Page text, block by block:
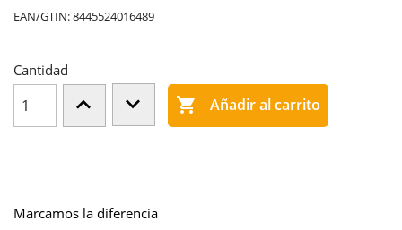
EAN/GTIN:8445524016489
Cantidad
 Añadir al carrito
Marcamos la diferencia